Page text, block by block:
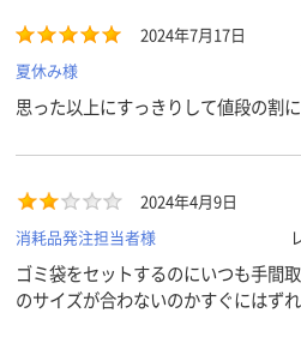
2024年7月17日
夏休み様
思った以上にすっきりして値段の割
2024年4月9日
消耗品発注担当者様
ゴミ袋をセットするのにいつも手間
のサイズが合わないのかすぐにはず